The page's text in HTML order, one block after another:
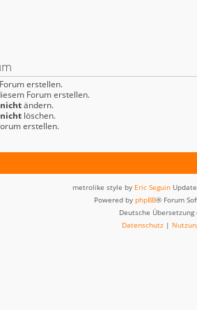
erstellen.
Forum erstellen.
nichtändern.
nicht löschen.
erstellen.
metrolike style by Eric Seguin
Powered by phpBB® Forum
Deutsche Übersetzung
Datenschutz |